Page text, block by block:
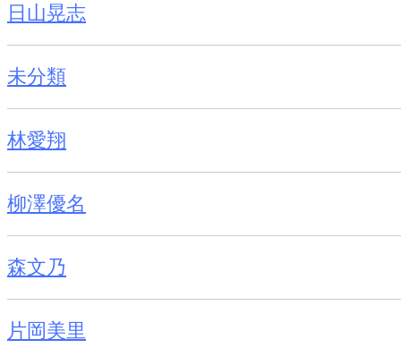
日山晃志
未分類
林愛翔
柳澤優名
森文乃
片岡美里